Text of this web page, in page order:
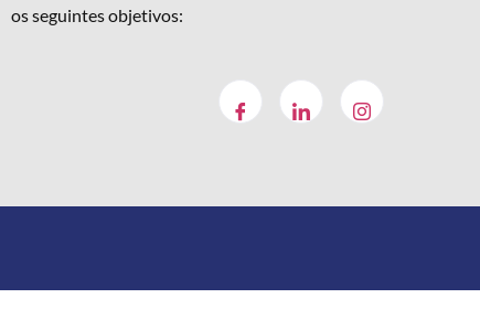
os seguintes objetivos: